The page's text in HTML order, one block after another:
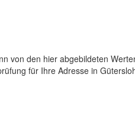
von den hier abgebildeten
für Ihre Adresse in